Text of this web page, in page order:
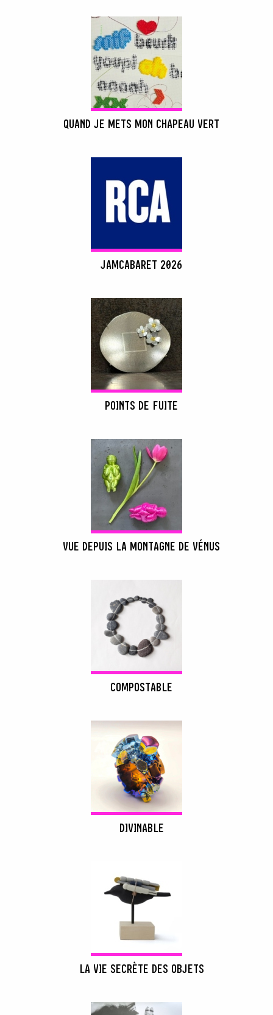
QUAND JE METS MON CHAPEAU VERT
JAMCABARET 2026
POINTS DE FUITE
VUE DEPUIS LA MONTAGNE DE VÉNUS
COMPOSTABLE
DIVINABLE
LA VIE SECRÈTE DES OBJETS